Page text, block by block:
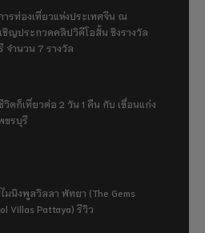
ารท่องเที่ยวแห่งประเทศจีน ณ
ชิญประกวดคลิปวิดีโอสั้น ชิงรางวัล
จำนวน 7 รางวัล
วิตก็เที่ยวต่อ 2 วัน 1 คืน กับ เขื่อนแก่ง
ชรบุรี
มนิงพูลวิลลา พัทยา (The Gems
Villas Pattaya) รีวิว